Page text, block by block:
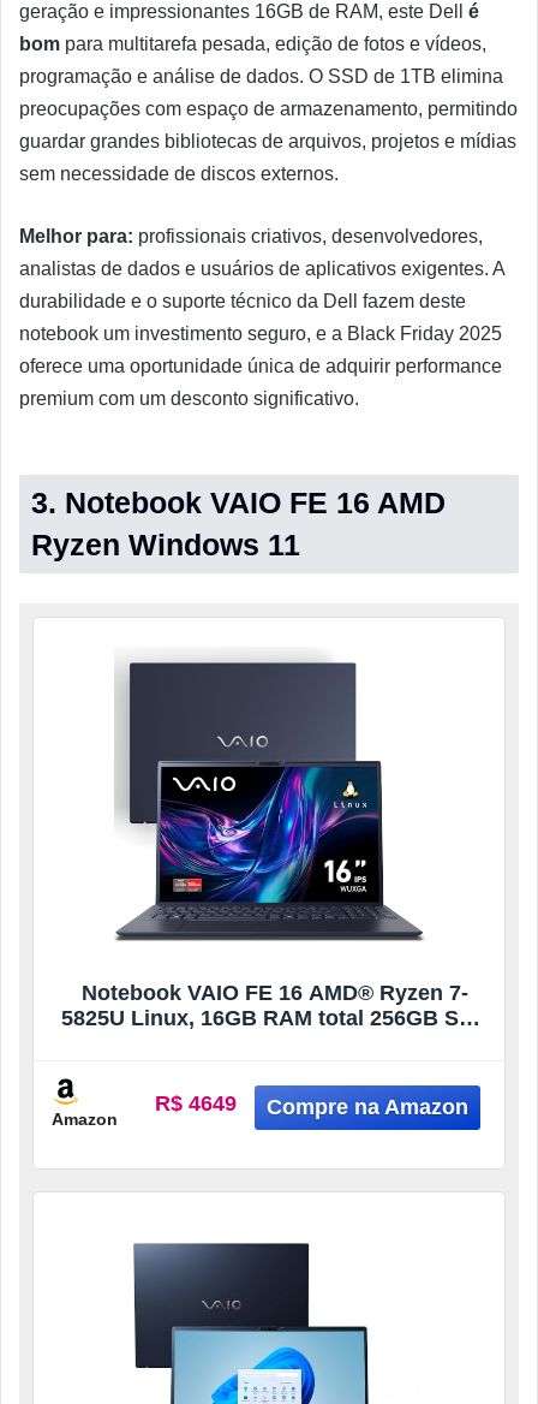
geração e impressionantes 16GB de RAM, este Dell é
bom para multitarefa pesada, edição de fotos e vídeos,
programação e análise de dados. O SSD de 1TB elimina
preocupações com espaço de armazenamento, permitindo
guardar grandes bibliotecas de arquivos, projetos e mídias
sem necessidade de discos externos.
Melhor para: profissionais criativos, desenvolvedores,
analistas de dados e usuários de aplicativos exigentes. A
durabilidade e o suporte técnico da Dell fazem deste
notebook um investimento seguro, e a Black Friday 2025
oferece uma oportunidade única de adquirir performance
premium com um desconto significativo.
3. Notebook VAIO FE 16 AMD
Ryzen Windows 11
Notebook VAIO FE 16 AMD® Ryzen 7-
5825U Linux, 16GB RAM total 256GB SSD
Amazon
R$ 4649